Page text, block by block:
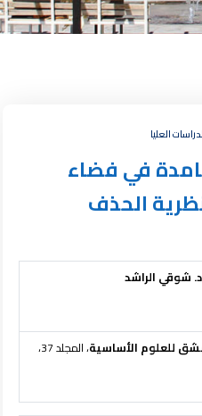
العليا
في فضاء
الحذف
شوقي الراشد
للعلوم الأساسية
، المجلد 37،